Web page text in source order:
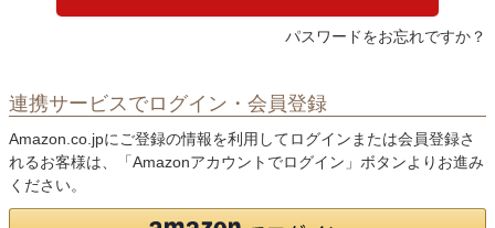
パスワードをお忘れですか？
連携サービスでログイン・会員登録
Amazon.co.jpにご登録の情報を利用してログインまたは会員登録さ
れるお客様は、「Amazonアカウントでログイン」ボタンよりお進み
ください。